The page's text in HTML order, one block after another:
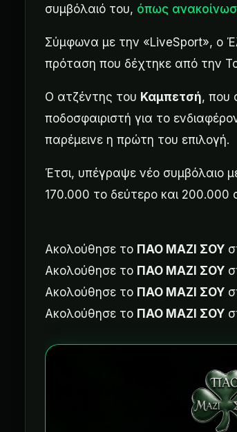
συμβόλαιό του, όπως
Σύμφωνα με την «LiveSport», ο
πρόταση που δέχτηκε από την
Ο ατζέντης του Καμπετσή, που
ποδοσφαιριστή για το
παρέμεινε η πρώτη του επιλογή.
Έτσι, υπέγραψε νέο συμβόλαιο
170.000 το δεύτερο και 200.000
Ακολούθησε το ΠΑΟ ΜΑΖΙ ΣΟΥ
Ακολούθησε το ΠΑΟ ΜΑΖΙ ΣΟΥ
Ακολούθησε το ΠΑΟ ΜΑΖΙ ΣΟΥ
Ακολούθησε το ΠΑΟ ΜΑΖΙ ΣΟΥ